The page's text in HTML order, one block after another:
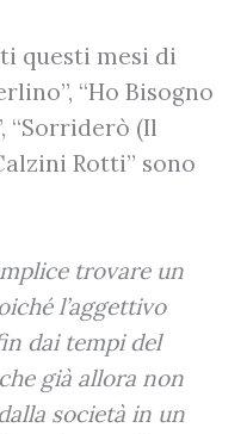
questi mesi di
“Ho Bisogno
“Sorriderò (Il
Rotti” sono
trovare un
l’aggettivo
dai tempi del
già allora non
società in un